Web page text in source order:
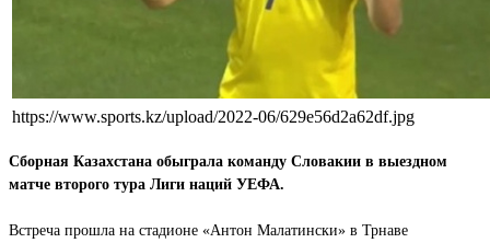
https://www.sports.kz/upload/2022-06/629e56d2a62df.jpg
Сборная Казахстана обыграла команду Словакии в выездном
матче второго тура Лиги наций УЕФА.
Встреча прошла на стадионе «Антон Малатински» в Трнаве